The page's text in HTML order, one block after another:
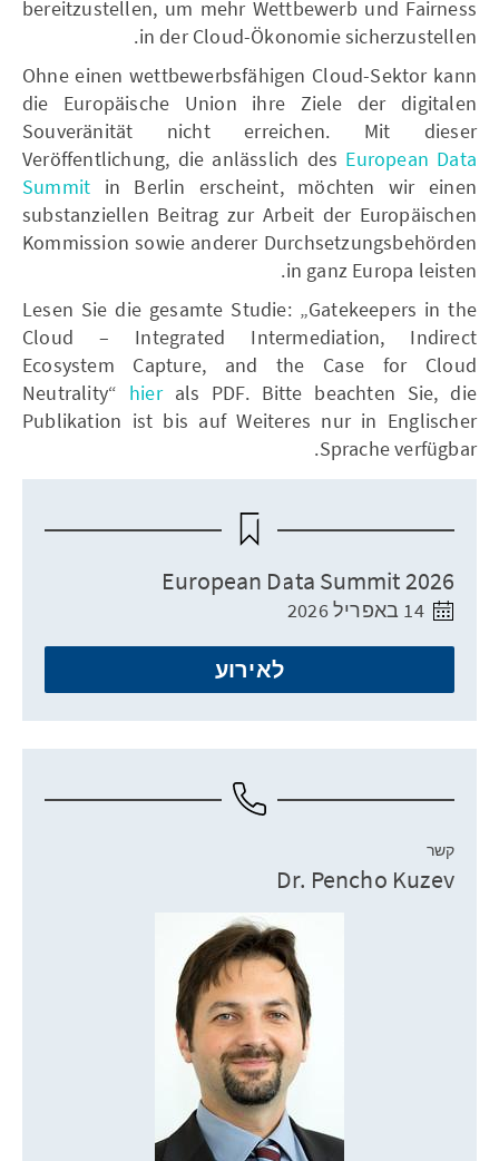
bereitzustellen, um mehr Wettbewerb und Fairness
in der Cloud-Ökonomie sicherzustellen.
Ohne einen wettbewerbsfähigen Cloud-Sektor kann
die Europäische Union ihre Ziele der digitalen
Souveränität nicht erreichen. Mit dieser
Veröffentlichung, die anlässlich des European Data
Summit in Berlin erscheint, möchten wir einen
substanziellen Beitrag zur Arbeit der Europäischen
Kommission sowie anderer Durchsetzungsbehörden
in ganz Europa leisten.
Lesen Sie die gesamte Studie: „Gatekeepers in the
Cloud – Integrated Intermediation, Indirect
Ecosystem Capture, and the Case for Cloud
Neutrality“ hierals PDF. Bitte beachten Sie, die
Publikation ist bis auf Weiteres nur in Englischer
Sprache verfügbar.
European Data Summit 2026
14 באפריל 2026
לאירוע
קשר
Dr. Pencho Kuzev